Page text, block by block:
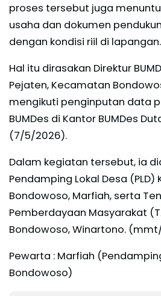
proses tersebut juga
usaha dan dokumen
dengan kondisi riil di lapangan.
Hal itu dirasakan Direktur
Pejaten, Kecamatan
mengikuti penginputan data
BUMDes di Kantor BUMDes
(7/5/2026).
Dalam kegiatan tersebut, ia
Pendamping Lokal Desa
Bondowoso, Marfiah, serta
Pemberdayaan Masyarakat
Bondowoso, Winartono.
Pewarta : Marfiah
Bondowoso)